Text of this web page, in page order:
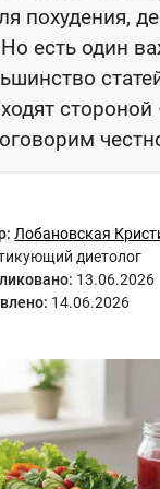
похудения,
есть один
Лобановская
диетолог
13.06.2026
14.06.2026